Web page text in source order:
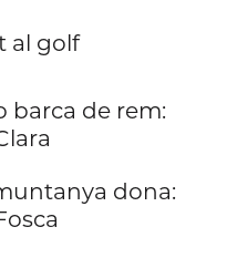
al golf
barca de rem:
dona: